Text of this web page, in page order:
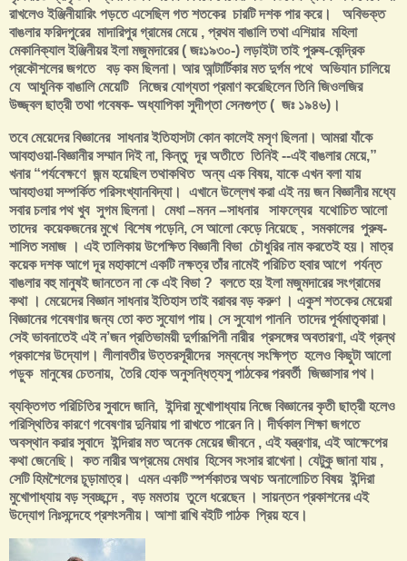
রাখলেও ইঞ্জিনীয়ারিং পড়তে এসেছিল গত শতকের চারটি দশক পার করে। অবিভক্ত
বাঙলার ফরিদপুরের মাদারিপুর গ্রামের মেয়ে , প্রথম বাঙালি তথা এশিয়ার মহিলা
মেকানিক্যাল ইঞ্জিনীয়র ইলা মজুমদারের ( জঃ১৯৩০-) লড়াইটা তাই পুরুষ-কেন্দ্রিক
প্রকৌশলের জগতে বড় কম ছিলনা। আর আন্টার্টিকার মত দুর্গম পথে অভিযান চালিয়ে
যে আধুনিক বাঙালি মেয়েটি নিজের যোগ্যতা প্রমাণ করেছিলেন তিনি জিওলজির
উজ্জ্বল ছাত্রী তথা গবেষক- অধ্যাপিকা সুদীপ্তা সেনগুপ্ত ( জঃ ১৯৪৬)।
তবে মেয়েদের বিজ্ঞানের সাধনার ইতিহাসটা কোন কালেই মসৃণ ছিলনা। আমরা যাঁকে
আবহাওয়া-বিজ্ঞানীর সম্মান দিই না, কিন্তু দূর অতীতে তিনিই --এই বাঙলার মেয়ে,”
খনার “পর্যবেক্ষণে জন্ম হয়েছিল তথাকথিত অন্য এক বিষয়, যাকে এখন বলা যায়
আবহাওয়া সম্পর্কিত পরিসংখ্যানবিদ্যা। এখানে উল্লেখ করা এই নয় জন বিজ্ঞানীর মধ্যে
সবার চলার পথ খুব সুগম ছিলনা। মেধা –মনন –সাধনার সাফল্যের যথোচিত আলো
তাদের কয়েকজনের মুখে বিশেষ পড়েনি, সে আলো কেড়ে নিয়েছে , সমকালের পুরুষ-
শাসিত সমাজ । এই তালিকায় উপেক্ষিত বিজ্ঞানী বিভা চৌধুরির নাম করতেই হয়। মাত্র
কয়েক দশক আগে দূর মহাকাশে একটি নক্ষত্র তাঁর নামেই পরিচিত হবার আগে পর্যন্ত
বাঙলার বহু মানুষই জানতেন না কে এই বিভা ? বলতে হয় ইলা মজুমদারের সংগ্রামের
কথা । মেয়েদের বিজ্ঞান সাধনার ইতিহাস তাই বরাবর বড় করুণ । একুশ শতকের মেয়েরা
বিজ্ঞানের গবেষণার জন্য তো কত সুযোগ পায়। সে সুযোগ পাননি তাদের পূর্বমাতৃকারা।
সেই ভাবনাতেই এই ন’জন প্রতিভাময়ী দুর্গারূপিনী নারীর প্রসঙ্গের অবতারণা, এই গ্রন্থ
প্রকাশের উদ্যোগ। লীলাবতীর উত্তরসূরীদের সম্বন্ধে সংক্ষিপ্ত হলেও কিছুটা আলো
পড়ুক মানুষের চেতনায়, তৈরি হোক অনুসন্ধিত্যসু পাঠকের পরবর্তী জিজ্ঞাসার পথ।
ব্যক্তিগত পরিচিতির সুবাদে জানি, ইন্দিরা মুখোপাধ্যায় নিজে বিজ্ঞানের কৃতী ছাত্রী হলেও
পরিস্থিতির কারণে গবেষণার দুনিয়ায় পা রাখতে পারেন নি। দীর্ঘকাল শিক্ষা জগতে
অবস্থান করার সুবাদে ইন্দিরার মত অনেক মেয়ের জীবনে , এই যন্ত্রণার, এই আক্ষেপের
কথা জেনেছি। কত নারীর অপ্রমেয় মেধার হিসেব সংসার রাখেনা। যেটুকু জানা যায় ,
সেটি হিমশৈলের চূড়ামাত্র। এমন একটি স্পর্শকাতর অথচ অনালোচিত বিষয় ইন্দিরা
মুখোপাধ্যায় বড় স্বচ্ছন্দে , বড় মমতায় তুলে ধরেছেন । সায়ন্তন প্রকাশনের এই
উদ্যোগ নিঃসন্দেহে প্রশংসনীয়। আশা রাখি বইটি পাঠক প্রিয় হবে।